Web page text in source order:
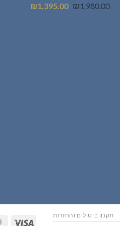
₪ 1,980.00
המחיר
₪1,395.00
המחיר
Visa
תקנון ביטולים והחזרות